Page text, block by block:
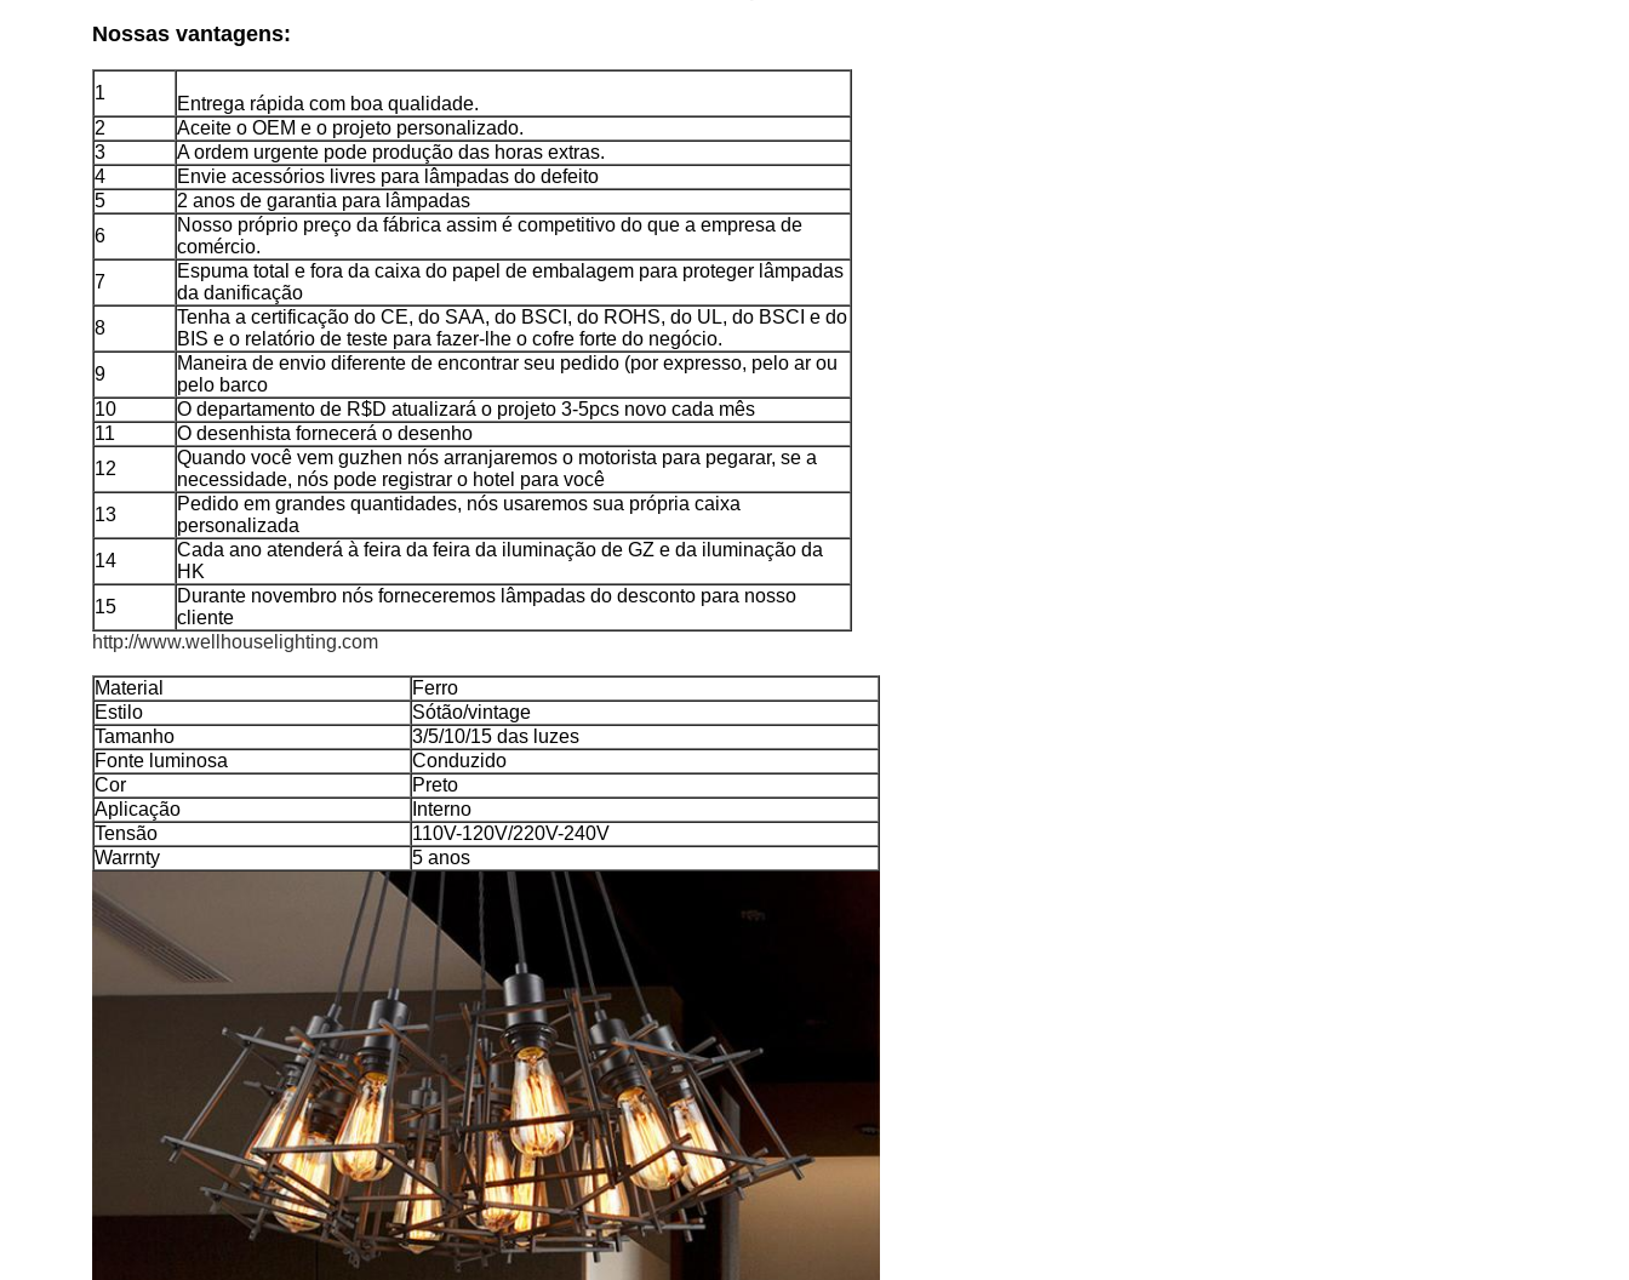
Deixe um recado
Ligaremos para você em breve!
Nossas vantagens:
1
Entrega rápida com boa qualidade.
2
Aceite o OEM e o projeto personalizado.
3
A ordem urgente pode produção das horas extras.
4
Envie acessórios livres para lâmpadas do defeito
5
2 anos de garantia para lâmpadas
6
Nosso próprio preço da fábrica assim é competitivo do que a empresa de
comércio.
7
Espuma total e fora da caixa do papel de embalagem para proteger lâmpadas
da danificação
8
Tenha a certificação do CE, do SAA, do BSCI, do ROHS, do UL, do BSCI e do
BIS e o relatório de teste para fazer-lhe o cofre forte do negócio.
9
Maneira de envio diferente de encontrar seu pedido (por expresso, pelo ar ou
pelo barco
10
O departamento de R$D atualizará o projeto 3-5pcs novo cada mês
11
O desenhista fornecerá o desenho
12
Quando você vem guzhen nós arranjaremos o motorista para pegarar, se a
necessidade, nós pode registrar o hotel para você
13
Pedido em grandes quantidades, nós usaremos sua própria caixa
personalizada
14
Cada ano atenderá à feira da feira da iluminação de GZ e da iluminação da
HK
15
Durante novembro nós forneceremos lâmpadas do desconto para nosso
cliente
http://www.wellhouselighting.com
Material
Ferro
Estilo
Sótão/vintage
Tamanho
3/5/10/15 das luzes
Fonte luminosa
Conduzido
Cor
Preto
Aplicação
Interno
Tensão
110V-120V/220V-240V
Warrnty
5 anos